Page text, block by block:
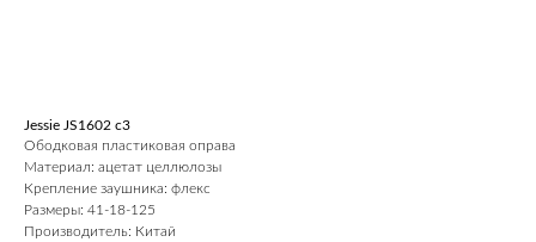
Jessie JS1602 c3
Ободковая пластиковая оправа
Материал: ацетат целлюлозы
Крепление заушника: флекс
Размеры: 41-18-125
Производитель: Китай